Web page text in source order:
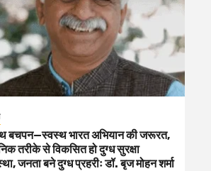
बचपन—स्वस्थ भारत अभियान की जरूरत,
तरीके से विकसित हो दुग्ध सुरक्षा
जनता बने दुग्ध प्रहरीः डॉ. बृज मोहन शर्मा